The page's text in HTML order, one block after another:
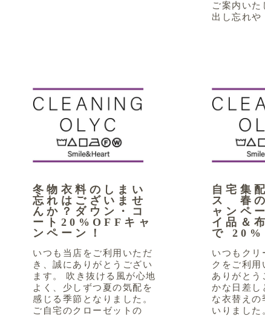
ご案内いた
出し忘れ
冬物衣料のしまい
忘れはございませ
んか？ダウン・コ
ート20%OFFキャ
ンペーン！
いつも当店をご利用いただ
き、誠にありがとうござい
ます。 吹き抜ける風が心地
よく、少しずつ夏の気配を
感じる季節となりました。
ご自宅のクローゼットの
自宅集
ス 春の
ャンペ
イ品＆
で 20%
いつもクリ
クをご利用
ありがとう
かな日差し
な衣替えの
いりました